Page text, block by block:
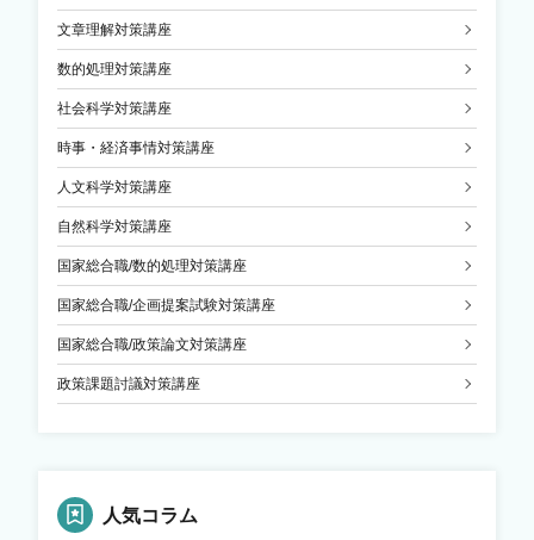
文章理解対策講座
数的処理対策講座
社会科学対策講座
時事・経済事情対策講座
人文科学対策講座
自然科学対策講座
国家総合職/数的処理対策講座
国家総合職/企画提案試験対策講座
国家総合職/政策論文対策講座
政策課題討議対策講座
人気コラム